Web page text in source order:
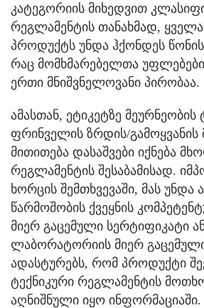
კატეგორიის მიხედვით
რეგლამენტის თანახმად,
პროდუქტს უნდა ჰქონდეს წონის
რაც მომხმარებელთა
ერთი მნიშვნელოვანი პირობაა.
ამასთან, ეტიკეტზე მეურნეობის
ფრინველის ზრდის/გამოყვანის
მითითება დასაშვები იქნება
რეგლამენტის შესაბამისად.
ხორცის შემთხვევაში, მას უნდა
წარმოშობის ქვეყნის
მიერ გაცემული სერტიფიკატი
ლაბორატორიის მიერ
ადასტურებს, რომ პროდუქტი
ტექნიკური რეგლამენტის
აღნიშნული იყო ინფორმაციაში.